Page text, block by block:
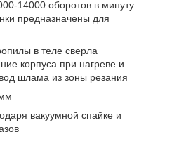
14000 оборотов в минуту.
предназначены для
в теле сверла
корпуса при нагреве и
шлама из зоны резания
вакуумной спайке и